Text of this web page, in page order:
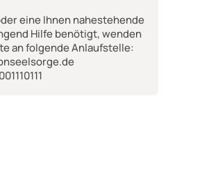
eine Ihnen nahestehende
Hilfe benötigt, wenden
an folgende Anlaufstelle: